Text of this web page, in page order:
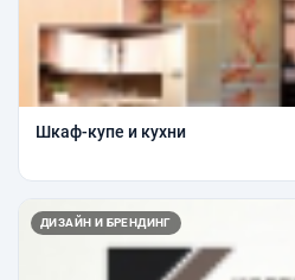
Шкаф-купе и кухни
ДИЗАЙН И БРЕНДИНГ